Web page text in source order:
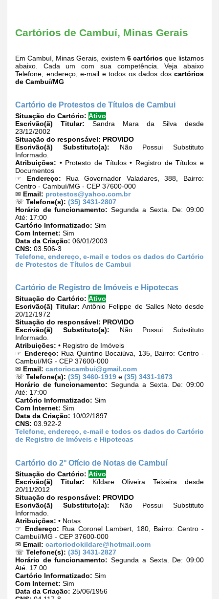
Cartórios de Cambuí, Minas Gerais
Em Cambuí, Minas Gerais, existem 6 cartóriosque listamos
abaixo. Cada um com sua competência. Veja abaixo
Telefone, endereço, e-mail e todos os dados dos cartórios
de Cambuí/MG
Cartório de Protestos de Títulos de Cambui
Situação do Cartório: Ativo
Escrivão(ã) Titular: Sandra Mara da Silva desde
23/12/2002
Situação do responsável: PROVIDO
Escrivão(ã) Substituto(a): Não Possui Substituto
Informado.
Atribuições: • Protesto de Títulos • Registro de Títulos e
Documentos
☞ Endereço: Rua Governador Valadares, 388, Bairro:
Centro - Cambuí/MG - CEP 37600-000
✉ Email: protestos@yahoo.com.br
☏ Telefone(s): (35) 3431-2807
Horário de funcionamento: Segunda a Sexta. De: 09:00
Até: 17:00
Cartório Informatizado: Sim
Com Internet: Sim
Data da Criação: 06/01/2003
CNS: 03.506-3
Telefone, endereço, e-mail e todos os dados do Cartório
de Protestos de Títulos de Cambui
Cartório de Registro de Imóveis e Hipotecas
Situação do Cartório: Ativo
Escrivão(ã) Titular: Antônio Felippe de Salles Neto desde
20/12/1972
Situação do responsável: PROVIDO
Escrivão(ã) Substituto(a): Não Possui Substituto
Informado.
Atribuições: • Registro de Imóveis
☞ Endereço: Rua Quintino Bocaiúva, 135, Bairro: Centro -
Cambuí/MG - CEP 37600-000
✉ Email: cartoriocambui@gmail.com
☏ Telefone(s): (35) 3460-1919 e (35) 3431-1673
Horário de funcionamento: Segunda a Sexta. De: 09:00
Até: 17:00
Cartório Informatizado: Sim
Com Internet: Sim
Data da Criação: 10/02/1897
CNS: 03.922-2
Telefone, endereço, e-mail e todos os dados do Cartório
de Registro de Imóveis e Hipotecas
Cartório do 2° Ofício de Notas de Cambuí
Situação do Cartório: Ativo
Escrivão(ã) Titular: Kíldare Oliveira Teixeira desde
20/11/2012
Situação do responsável: PROVIDO
Escrivão(ã) Substituto(a): Não Possui Substituto
Informado.
Atribuições: • Notas
☞ Endereço: Rua Coronel Lambert, 180, Bairro: Centro -
Cambuí/MG - CEP 37600-000
✉ Email: cartoriodokildare@hotmail.com
☏ Telefone(s): (35) 3431-2827
Horário de funcionamento: Segunda a Sexta. De: 09:00
Até: 17:00
Cartório Informatizado: Sim
Com Internet: Sim
Data da Criação: 25/06/1956